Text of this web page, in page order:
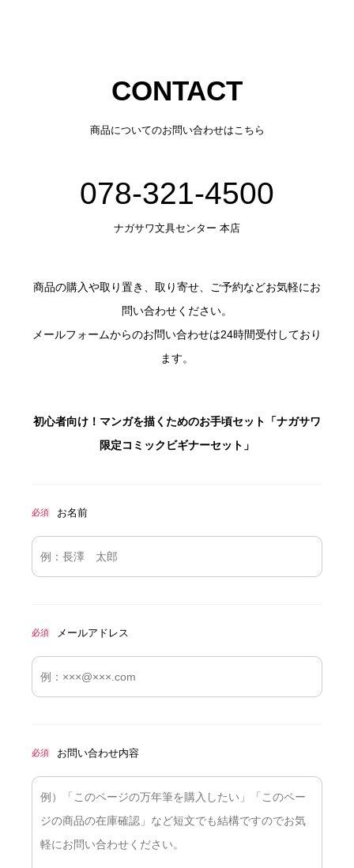
CONTACT
商品についてのお問い合わせはこちら
078-321-4500
ナガサワ文具センター 本店
商品の購入や取り置き、取り寄せ、ご予約などお気軽にお
問い合わせください。
メールフォームからのお問い合わせは24時間受付しており
ます。
初心者向け！マンガを描くためのお手頃セット「ナガサワ
限定コミックビギナーセット」
必須 お名前
必須 メールアドレス
必須 お問い合わせ内容